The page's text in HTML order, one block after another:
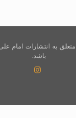
به انتشارات امام
باشد.